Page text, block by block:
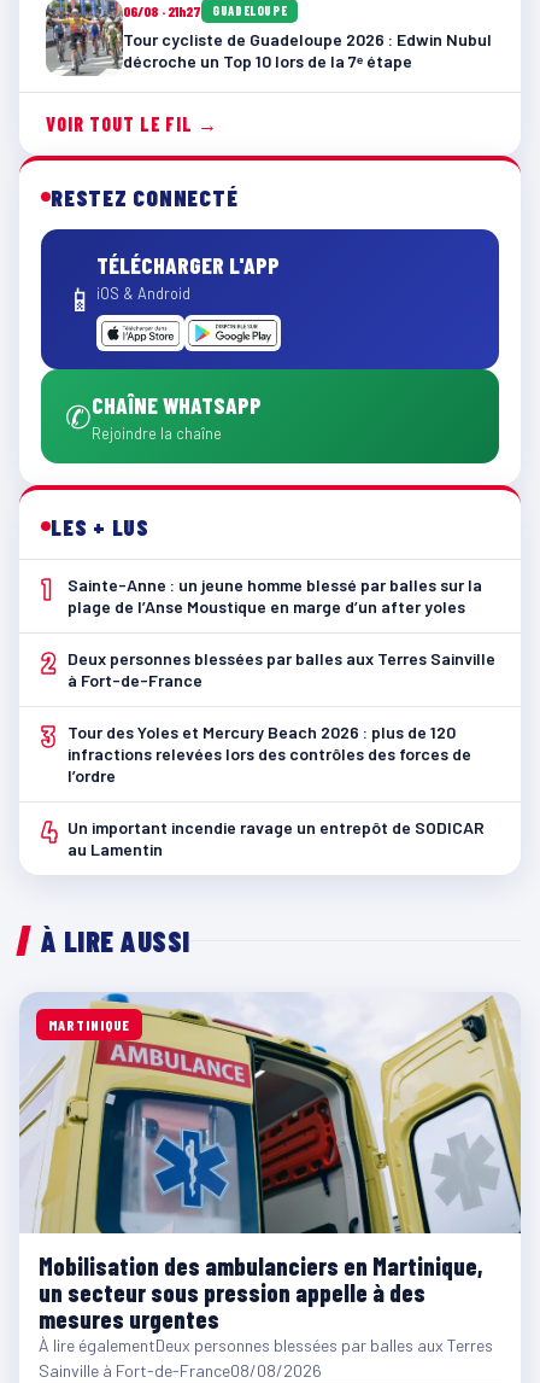
06/08 · 21h27 GUADELOUPE
Tour cycliste de Guadeloupe 2026 : Edwin Nubul
décroche un Top 10 lors de la 7ᵉ étape
VOIR TOUT LE FIL →
RESTEZ CONNECTÉ
📱
TÉLÉCHARGER L'APP
iOS & Android
✆CHAÎNE WHATSAPP
Rejoindre la chaîne
LES + LUS
1
Sainte-Anne : un jeune homme blessé par balles sur la
plage de l’Anse Moustique en marge d’un after yoles
2
Deux personnes blessées par balles aux Terres Sainville
à Fort-de-France
3
Tour des Yoles et Mercury Beach 2026 : plus de 120
infractions relevées lors des contrôles des forces de
l’ordre
4 Un important incendie ravage un entrepôt de SODICAR
au Lamentin
À LIRE AUSSI
MARTINIQUE
Mobilisation des ambulanciers en Martinique,
un secteur sous pression appelle à des
mesures urgentes
À lire égalementDeux personnes blessées par balles aux Terres
Sainville à Fort-de-France08/08/2026